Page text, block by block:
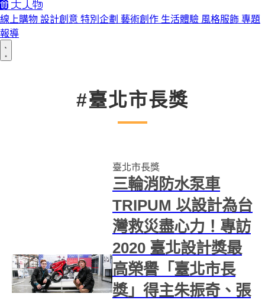
線上購物 設計創意 特別企劃 藝術創作 生活體驗 風格服飾 專題
報導
#臺北市長獎
臺北市長獎
三輪消防水泵車
TRIPUM 以設計為台
灣救災盡心力！專訪
2020 臺北設計獎最
高榮譽「臺北市長
獎」得主朱振奇、張